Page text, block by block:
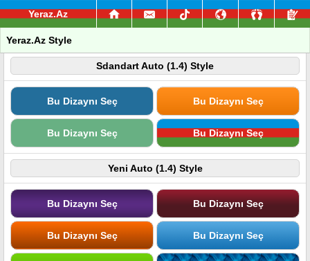
Yeraz.Az
Yeraz.Az Style
Sdandart Auto (1.4) Style
Bu Dizaynı Seç Bu Dizaynı Seç
Bu Dizaynı Seç Bu Dizaynı Seç
Yeni Auto (1.4) Style
Bu Dizaynı Seç Bu Dizaynı Seç
Bu Dizaynı Seç Bu Dizaynı Seç